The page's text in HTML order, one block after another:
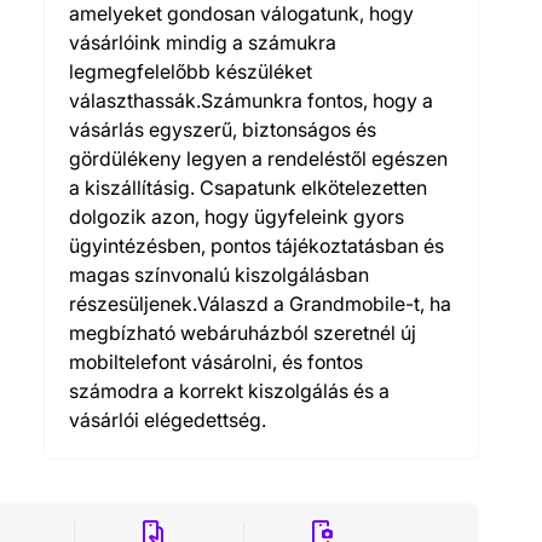
amelyeket gondosan válogatunk, hogy
vásárlóink mindig a számukra
legmegfelelőbb készüléket
választhassák.Számunkra fontos, hogy a
vásárlás egyszerű, biztonságos és
gördülékeny legyen a rendeléstől egészen
a kiszállításig. Csapatunk elkötelezetten
dolgozik azon, hogy ügyfeleink gyors
ügyintézésben, pontos tájékoztatásban és
magas színvonalú kiszolgálásban
részesüljenek.Válaszd a Grandmobile-t, ha
megbízható webáruházból szeretnél új
mobiltelefont vásárolni, és fontos
számodra a korrekt kiszolgálás és a
vásárlói elégedettség.